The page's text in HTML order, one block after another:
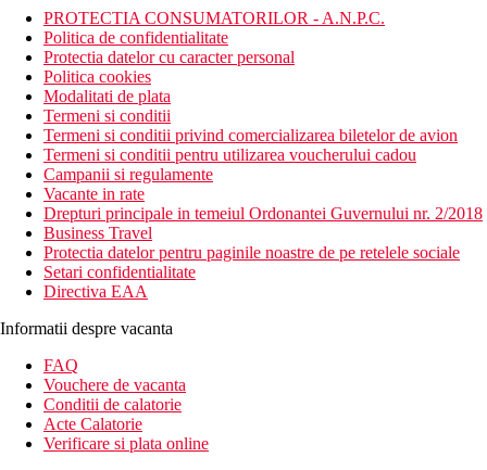
PROTECTIA CONSUMATORILOR - A.N.P.C.
Politica de confidentialitate
Protectia datelor cu caracter personal
Politica cookies
Modalitati de plata
Termeni si conditii
Termeni si conditii privind comercializarea biletelor de avion
Termeni si conditii pentru utilizarea voucherului cadou
Campanii si regulamente
Vacante in rate
Drepturi principale in temeiul Ordonantei Guvernului nr. 2/2018
Business Travel
Protectia datelor pentru paginile noastre de pe retelele sociale
Setari confidentialitate
Directiva EAA
Informatii despre vacanta
FAQ
Vouchere de vacanta
Conditii de calatorie
Acte Calatorie
Verificare si plata online